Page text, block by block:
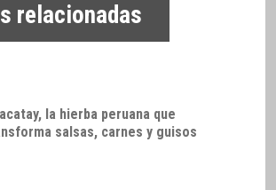
relacionadas
la hierba peruana que
salsas, carnes y guisos